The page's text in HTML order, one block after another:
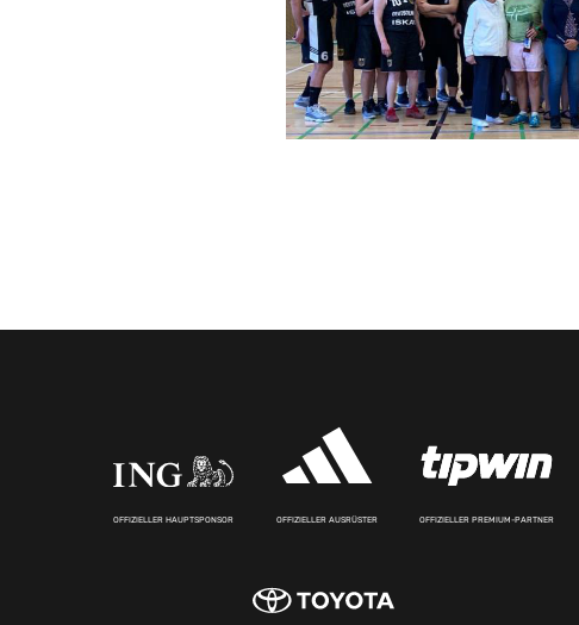
OFFIZIELLER HAUPTSPONSOR OFFIZIELLER AUSRÜSTER OFFIZIELLER PREMIUM-PARTNER